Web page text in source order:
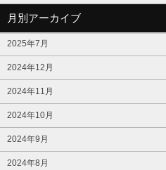
月別アーカイブ
2025年7月
2024年12月
2024年11月
2024年10月
2024年9月
2024年8月